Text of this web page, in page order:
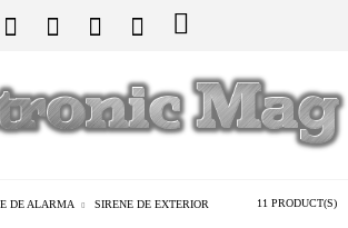
DE ALARMA SIRENE DE EXTERIOR 11 PRODUCT(S)